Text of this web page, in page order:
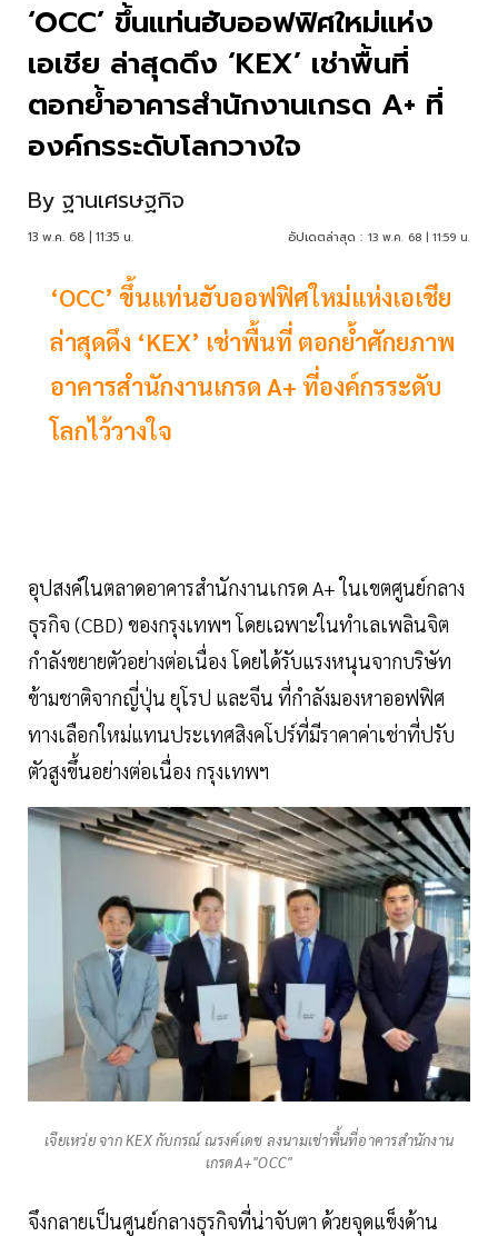
‘OCC’ ขึ้นแท่นฮับออฟฟิศใหม่แห่ง
เอเชีย ล่าสุดดึง ‘KEX’ เช่าพื้นที่
ตอกย้ำอาคารสำนักงานเกรด A+ ที่
องค์กรระดับโลกวางใจ
By ฐานเศรษฐกิจ
13 พ.ค. 68 | 11:35 น. อัปเดตล่าสุด : 13 พ.ค. 68 | 11:59 น.
‘OCC’ ขึ้นแท่นฮับออฟฟิศใหม่แห่งเอเชีย
ล่าสุดดึง ‘KEX’ เช่าพื้นที่ ตอกย้ำศักยภาพ
อาคารสำนักงานเกรด A+ ที่องค์กรระดับ
โลกไว้วางใจ
อุปสงค์ในตลาดอาคารสำนักงานเกรด A+ ในเขตศูนย์กลาง
ธุรกิจ (CBD) ของกรุงเทพฯ โดยเฉพาะในทำเลเพลินจิต
กำลังขยายตัวอย่างต่อเนื่อง โดยได้รับแรงหนุนจากบริษัท
ข้ามชาติจากญี่ปุ่น ยุโรป และจีน ที่กำลังมองหาออฟฟิศ
ทางเลือกใหม่แทนประเทศสิงคโปร์ที่มีราคาค่าเช่าที่ปรับ
ตัวสูงขึ้นอย่างต่อเนื่อง กรุงเทพฯ
เจียเหว่ย จาก KEX กับกรณ์ ณรงค์เดช ลงนามเช่าพื้นที่อาคารสำนักงาน
เกรดA+"OCC"
จึงกลายเป็นศูนย์กลางธุรกิจที่น่าจับตา ด้วยจุดแข็งด้าน